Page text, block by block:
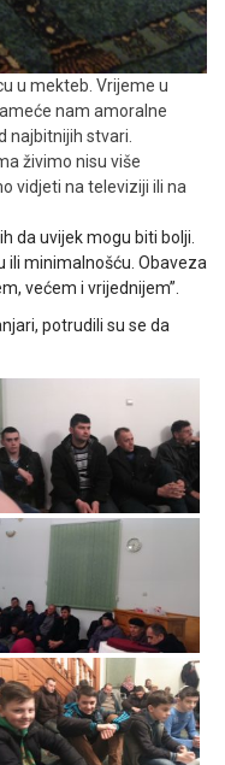
u mekteb. Vrijeme u
nam amoralne
najbitnijih stvari.
živimo nisu više
vidjeti na televiziji ili na
da uvijek mogu biti bolji.
ili minimalnošću. Obaveza
većem i vrijednijem”.
potrudili su se da